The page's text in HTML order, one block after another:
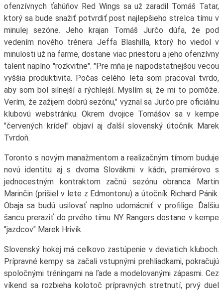
ofenzívnych ťahúňov Red Wings sa už zaradil Tomáš Tatar,
ktorý sa bude snažiť potvrdiť post najlepšieho strelca tímu v
minulej sezóne. Jeho krajan Tomáš Jurčo dúfa, že pod
vedením nového trénera Jeffa Blashilla, ktorý ho viedol v
minulosti už na farme, dostane viac priestoru a jeho ofenzívny
talent naplno "rozkvitne". "Pre mňa je najpodstatnejšou vecou
vyššia produktivita. Počas celého leta som pracoval tvrdo,
aby som bol silnejší a rýchlejší. Myslím si, že mi to pomôže.
Verím, že zažijem dobrú sezónu," vyznal sa Jurčo pre oficiálnu
klubovú webstránku. Okrem dvojice Tomášov sa v kempe
"červených krídel" objaví aj ďalší slovenský útočník Marek
Tvrdoň.
Toronto s novým manažmentom a realizačným tímom buduje
novú identitu aj s dvoma Slovákmi v kádri, premiérovo s
jednocestným kontraktom začnú sezónu obranca Martin
Marinčin (prišiel v lete z Edmontonu) a útočník Richard Pánik.
Obaja sa budú usilovať naplno udomácniť v profilige. Ďalšiu
šancu preraziť do prvého tímu NY Rangers dostane v kempe
"jazdcov" Marek Hrivík.
Slovenský hokej má celkovo zastúpenie v deviatich kluboch.
Prípravné kempy sa začali vstupnými prehliadkami, pokračujú
spoločnými tréningami na ľade a modelovanými zápasmi. Cez
víkend sa rozbieha kolotoč prípravných stretnutí, prvý duel